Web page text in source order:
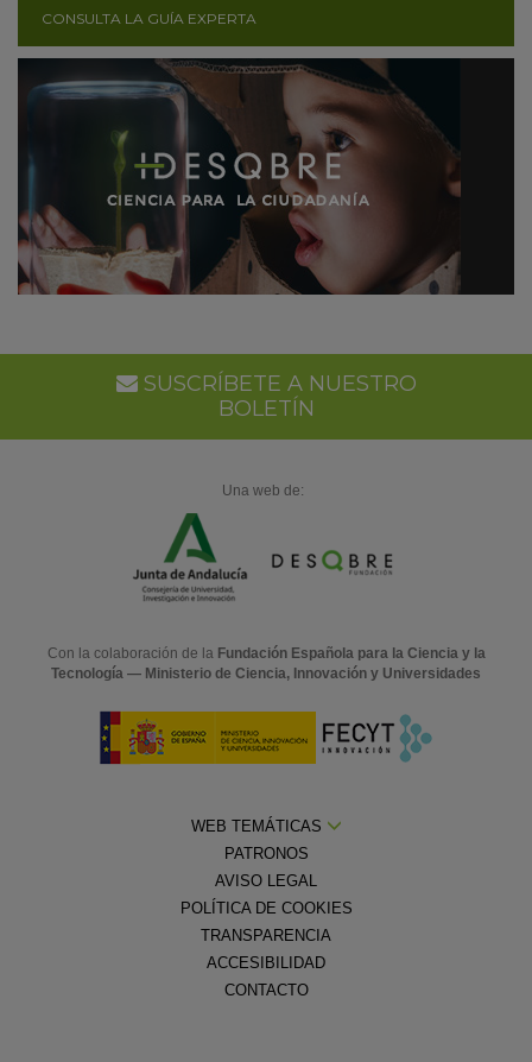
CONSULTA LA GUÍA EXPERTA
SUSCRÍBETE A NUESTRO
BOLETÍN
Una web de:
Con la colaboración de la Fundación Española para la Ciencia y la
Tecnología — Ministerio de Ciencia, Innovación y Universidades
WEB TEMÁTICAS
PATRONOS
AVISO LEGAL
POLÍTICA DE COOKIES
TRANSPARENCIA
ACCESIBILIDAD
CONTACTO